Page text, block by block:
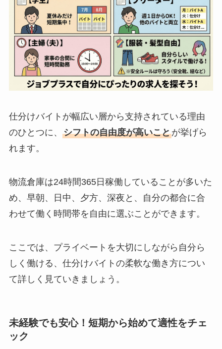
仕分けバイトが幅広い層から支持されている理由
のひとつに、 シフトの自由度が高いことが挙げら
れます。
物流倉庫は24時間365日稼働していることが多いた
め、早朝、日中、夕方、深夜と、自分の都合に合
わせて働く時間帯を自由に選ぶことができます。
ここでは、プライベートを大切にしながら自分ら
しく働ける、仕分けバイトの柔軟な働き方につい
て詳しく見ていきましょう。
未経験でも安心！短期から始めて適性をチェ
ック